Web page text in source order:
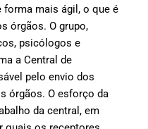
forma mais ágil, o que é
órgãos. O grupo,
psicólogos e
a Central de
pelo envio dos
órgãos. O esforço da
da central, em